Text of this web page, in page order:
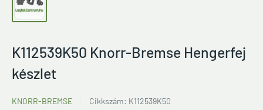
K112539K50 Knorr-Bremse Hengerfej
készlet
KNORR-BREMSE Cikkszám: K112539K50